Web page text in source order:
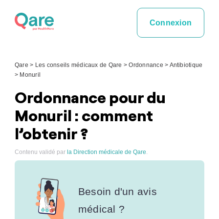
Connexion
Qare > Les conseils médicaux de Qare >Ordonnance > Antibiotique
> Monuril
Ordonnance pour du
Monuril : comment
l’obtenir ?
Contenu validé par la Direction médicale de Qare.
Besoin d'un avis
médical ?